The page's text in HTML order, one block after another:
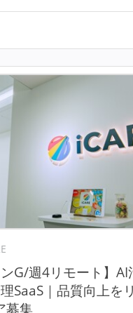
ンG/週4リモート】
SaaS｜品質向上を
募集